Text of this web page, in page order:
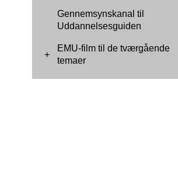
Gennemsynskanal til
Uddannelsesguiden
+
EMU-film til de tværgående
temaer